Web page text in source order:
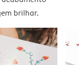
brilhar.